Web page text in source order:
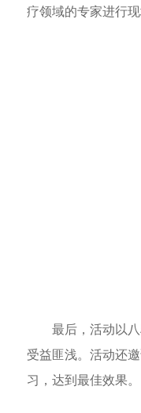
疗领域的专家进行
最后，活动以
受益匪浅。活动还
习，达到最佳效果。